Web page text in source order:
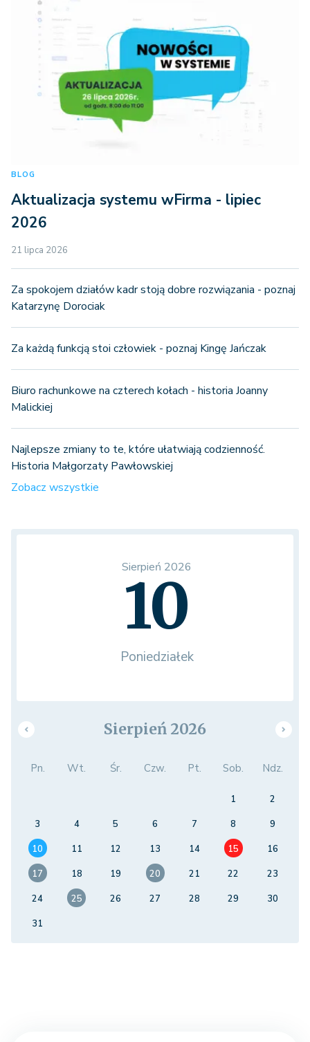
BLOG
Aktualizacja systemu wFirma - lipiec
2026
21 lipca 2026
Za spokojem działów kadr stoją dobre rozwiązania - poznaj
Katarzynę Dorociak
Za każdą funkcją stoi człowiek - poznaj Kingę Jańczak
Biuro rachunkowe na czterech kołach - historia Joanny
Malickiej
Najlepsze zmiany to te, które ułatwiają codzienność.
Historia Małgorzaty Pawłowskiej
Zobacz wszystkie
Sierpień 2026
10
Poniedziałek
Sierpień 2026
Pn. Wt. Śr. Czw. Pt. Sob. Ndz.
1
2
3
4 5 6 7 8
9
10
11 12 13 14 15
16
17
18 19 20 21 22
23
24
25 26 27 28 29
30
31